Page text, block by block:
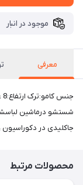
موجود در انبار
معرفی
شستشو درماشین
جاکلیدی در
محصولات مرتبط